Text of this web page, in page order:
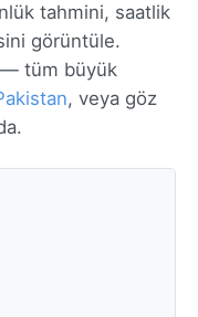
tahmini, saatlik
görüntüle.
— tüm büyük
, veya göz